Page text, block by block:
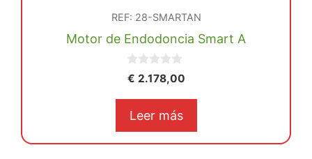
REF: 28-SMARTAN
Motor de Endodoncia Smart A
0
d
€ 2.178,00
Leer más